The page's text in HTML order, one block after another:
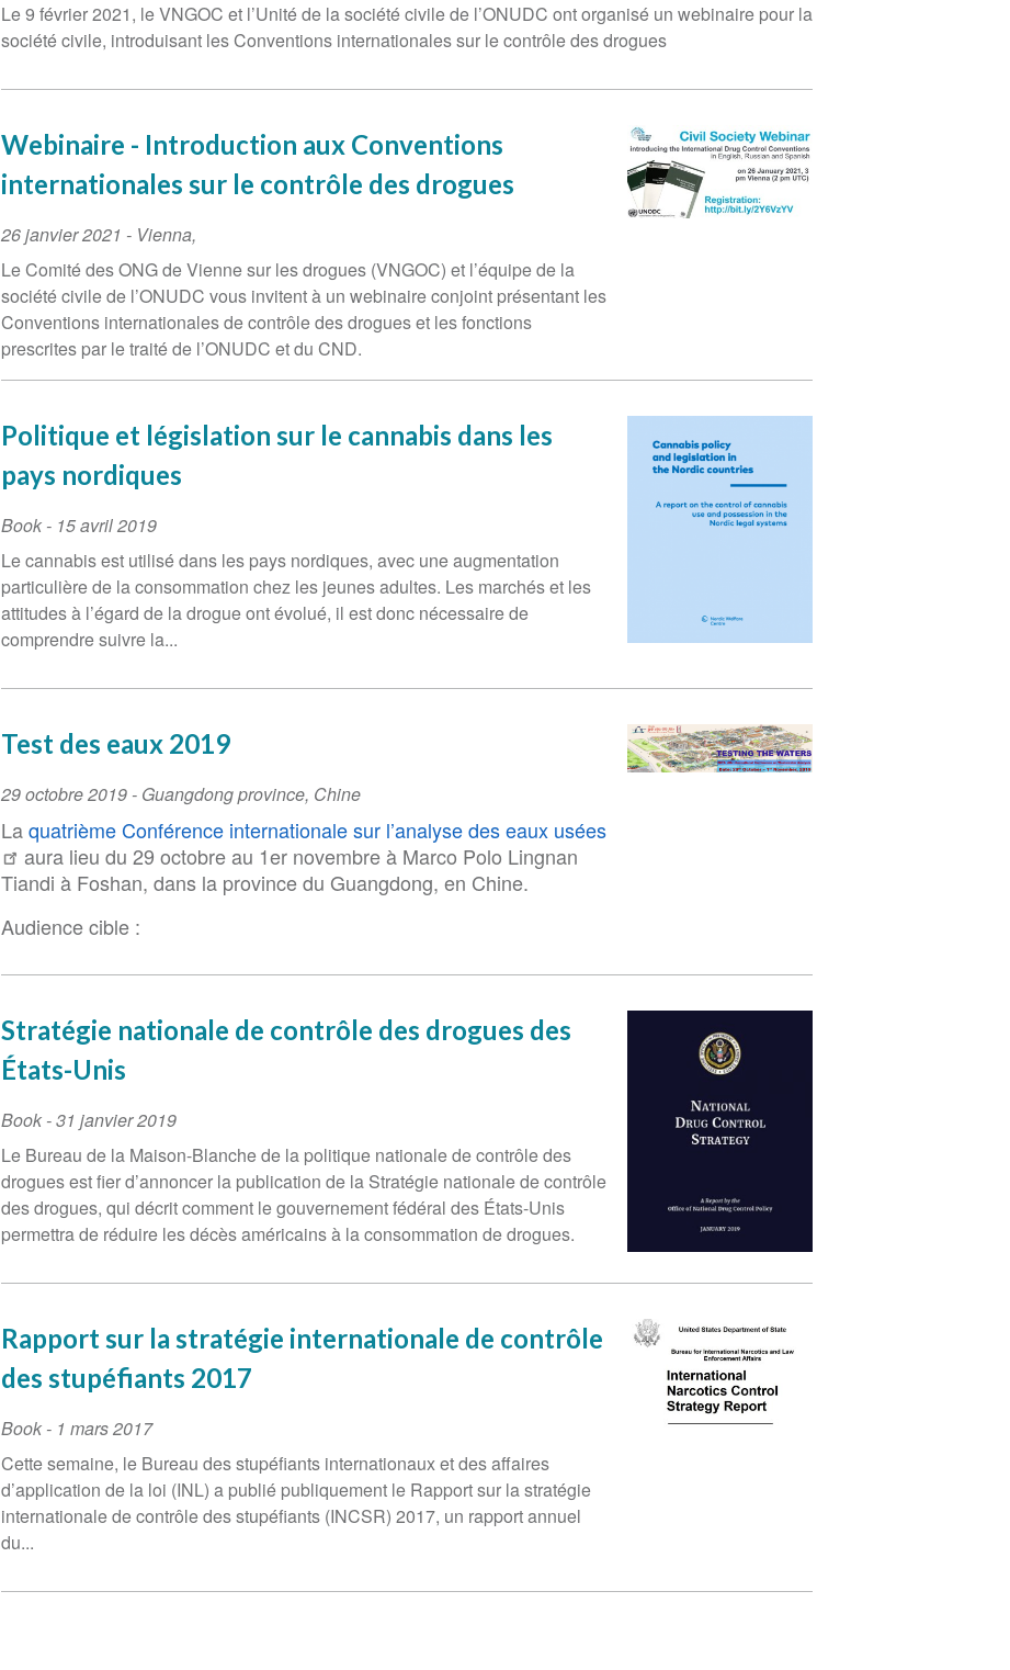
Le 9 février 2021, le VNGOC et l’Unité de la société civile de l’ONUDC ont organisé un webinaire pour la
société civile, introduisant les Conventions internationales sur le contrôle des drogues
Webinaire - Introduction aux Conventions
internationales sur le contrôle des drogues
Event
Date
26 janvier 2021 - Vienna,
Le Comité des ONG de Vienne sur les drogues (VNGOC) et l’équipe de la
société civile de l’ONUDC vous invitent à un webinaire conjoint présentant les
Conventions internationales de contrôle des drogues et les fonctions
prescrites par le traité de l’ONUDC et du CND.
Politique et législation sur le cannabis dans les
pays nordiques
Book - 15 avril 2019
Le cannabis est utilisé dans les pays nordiques, avec une augmentation
particulière de la consommation chez les jeunes adultes. Les marchés et les
attitudes à l’égard de la drogue ont évolué, il est donc nécessaire de
comprendre suivre la...
Test des eaux 2019
Event
Date
29 octobre 2019 - Guangdong province, Chine
Laquatrième Conférence internationale sur l’analyse des eaux usées
aura lieu du 29 octobre au 1er novembre à Marco Polo Lingnan
Tiandi à Foshan, dans la province du Guangdong, en Chine.
Audience cible :
Stratégie nationale de contrôle des drogues des
États-Unis
Book -31 janvier 2019
Le Bureau de la Maison-Blanche de la politique nationale de contrôle des
drogues est fier d’annoncer la publication de la Stratégie nationale de contrôle
des drogues, qui décrit comment le gouvernement fédéral des États-Unis
permettra de réduire les décès américains à la consommation de drogues.
Rapport sur la stratégie internationale de contrôle
des stupéfiants 2017
Book - 1 mars 2017
Cette semaine, le Bureau des stupéfiants internationaux et des affaires
d’application de la loi (INL) a publié publiquement le Rapport sur la stratégie
internationale de contrôle des stupéfiants (INCSR) 2017, un rapport annuel
du...